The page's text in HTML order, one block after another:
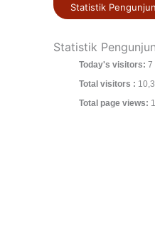
Statistik
Statistik
Today's visitors: 7
Total visitors :
Total page views: